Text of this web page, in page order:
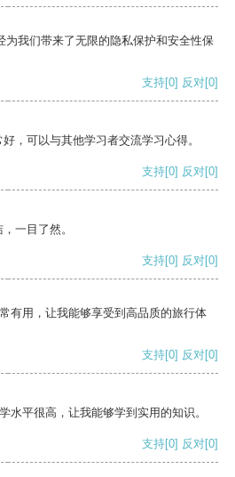
为我们带来了无限的隐私保护和安全性保
支持[0] 反对[0]
，可以与其他学习者交流学习心得。
支持[0] 反对[0]
一目了然。
支持[0] 反对[0]
有用，让我能够享受到高品质的旅行体
支持[0] 反对[0]
水平很高，让我能够学到实用的知识。
支持[0] 反对[0]